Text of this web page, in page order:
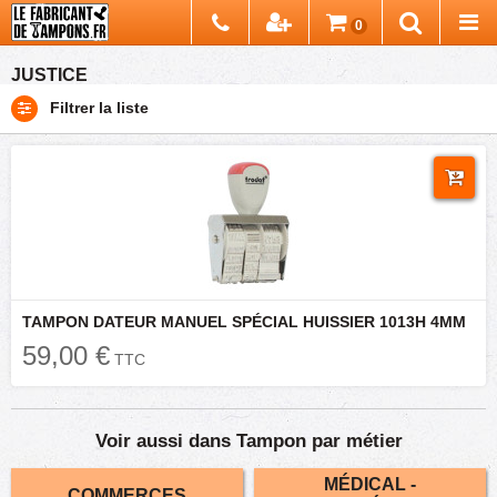
JUSTICE
Filtrer la liste
TAMPON DATEUR MANUEL SPÉCIAL HUISSIER 1013H 4MM
59,00 € TTC
Voir aussi dans Tampon par métier
MÉDICAL -
0
Chercher